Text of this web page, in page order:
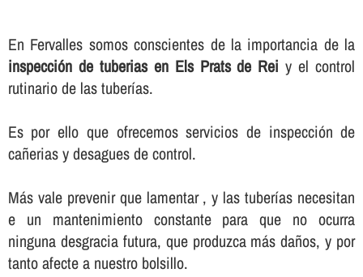
En Fervalles somos conscientes de la importancia de la
inspección de tuberias en Els Prats de Rei y el control
rutinario de las tuberí­as.
Es por ello que ofrecemos servicios de inspección de
cañerias y desagues de control.
Más vale prevenir que lamentar , y las tuberí­as necesitan
e un mantenimiento constante para que no ocurra
ninguna desgracia futura, que produzca más daños, y por
tanto afecte a nuestro bolsillo.